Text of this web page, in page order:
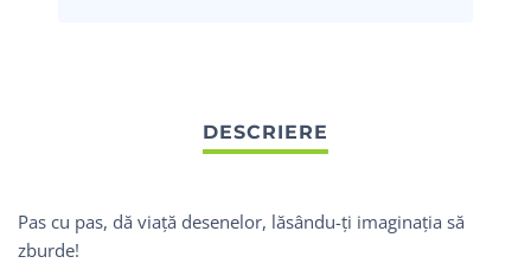
Pas cu pas, dă viață desenelor, lăsându-ți imaginația să
zburde!